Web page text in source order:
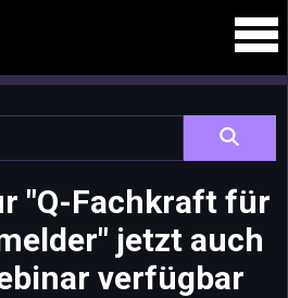
"Q-Fachkraft für
jetzt auch
verfügbar